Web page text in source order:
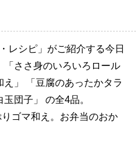
レシピ」がご紹介する今日
ささ身のいろいろロール
」 「豆腐のあったかタラ
団子」 の全4品。
ゴマ和え。お弁当のおか